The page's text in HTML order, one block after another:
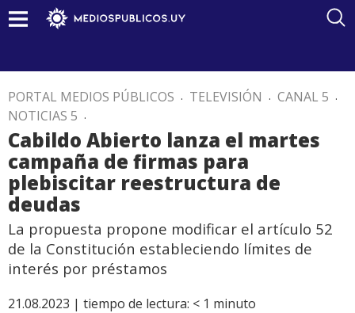
PORTAL MEDIOS PÚBLICOS . TELEVISIÓN . CANAL 5 .
NOTICIAS 5 .
Cabildo Abierto lanza el martes
campaña de firmas para
plebiscitar reestructura de
deudas
La propuesta propone modificar el artículo 52
de la Constitución estableciendo límites de
interés por préstamos
21.08.2023 | tiempo de lectura: < 1 minuto